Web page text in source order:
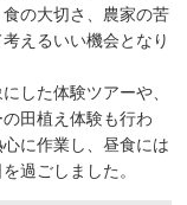
の大切さ、農家の苦
えるいい機会となり
した体験ツアーや、
田植え体験も行わ
に作業し、昼食には
過ごしました。